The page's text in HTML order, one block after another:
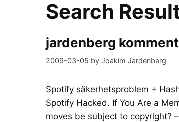
Search
jardenberg
2009-03-05 by Joakim Jardenberg
Spotify säkerhetsproblem +
Spotify Hacked. If You Are a
moves be subject to copyright?